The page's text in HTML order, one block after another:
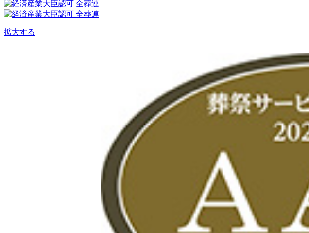
拡大する